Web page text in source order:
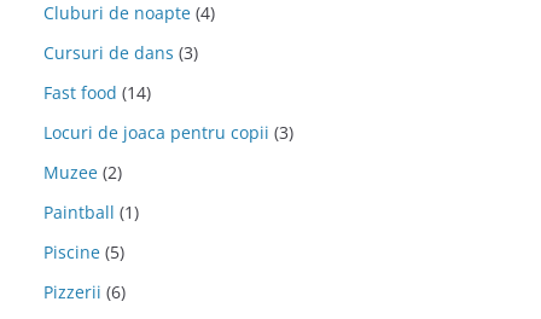
Cluburi de noapte (4)
Cursuri de dans (3)
Fast food (14)
Locuri de joaca pentru copii (3)
Muzee (2)
Paintball (1)
Piscine (5)
Pizzerii (6)